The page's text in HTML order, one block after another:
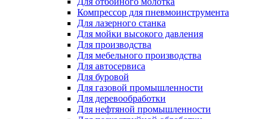
Компрессор для пневмоинструмента
Для лазерного станка
Для мойки высокого давления
Для производства
Для мебельного производства
Для автосервиса
Для буровой
Для газовой промышленности
Для деревообработки
Для нефтяной промышленности